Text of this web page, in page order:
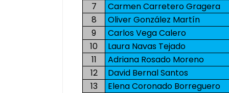
7
Carmen Carretero Gragera
8
Oliver González Martín
9
Carlos Vega Calero
10
Laura Navas Tejado
11
Adriana Rosado Moreno
12
David Bernal Santos
13
Elena Coronado Borreguero